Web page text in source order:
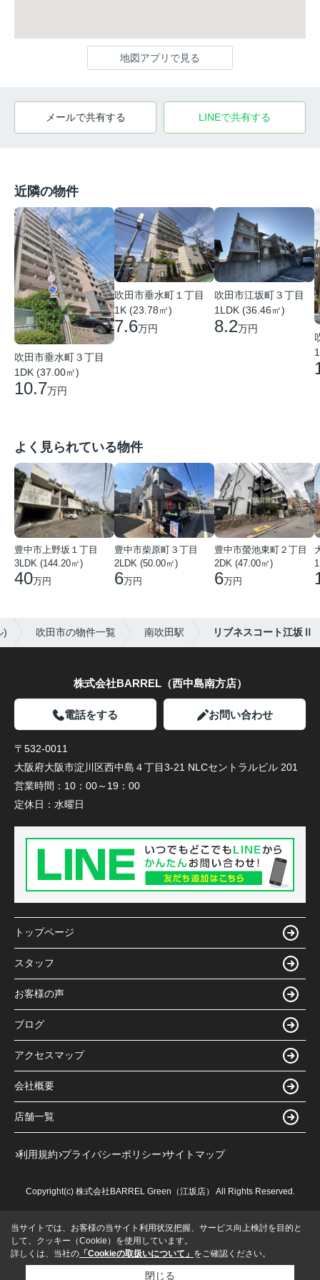
地図アプリで見る
メールで共有する LINEで共有する
近隣の物件
吹田市垂水町３丁目
1DK (37.00㎡)
10.7万円
吹田市垂水町１丁目
1K (23.78㎡)
7.6万円
吹田市江坂町３丁目
1LDK (36.46㎡)
8.2万円
よく見られている物件
豊中市上野坂１丁目
3LDK (144.20㎡)
40万円
豊中市柴原町３丁目
2LDK (50.00㎡)
6万円
豊中市螢池東町２丁目
2DK (47.00㎡)
6万円
) 吹田市の物件一覧 南吹田駅 リブネスコート江坂Ⅱ
株式会社BARREL（西中島南方店）
電話をする お問い合わせ
〒532-0011
大阪府大阪市淀川区西中島４丁目3-21 NLCセントラルビル 201
営業時間： 10：00～19：00
定休日： 水曜日
トップページ
スタッフ
お客様の声
ブログ
アクセスマップ
会社概要
店舗一覧
利用規約 プライバシーポリシー サイトマップ
Copyright(c) 株式会社BARREL Green（江坂店） All Rights Reserved.
当サイトでは、お客様の当サイト利用状況把握、サービス向上検討を目的と
して、クッキー（Cookie）を使用しています。
詳しくは、当社の 「Cookieの取扱いについて」 をご確認ください。
閉じる